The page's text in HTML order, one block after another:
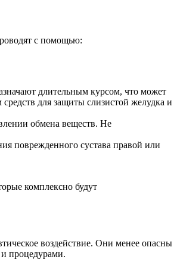
с помощью:
длительным курсом, что может
для защиты слизистой желудка и
обмена веществ. Не
поврежденного сустава правой или
комплексно будут
воздействие. Они менее опасны
процедурами.